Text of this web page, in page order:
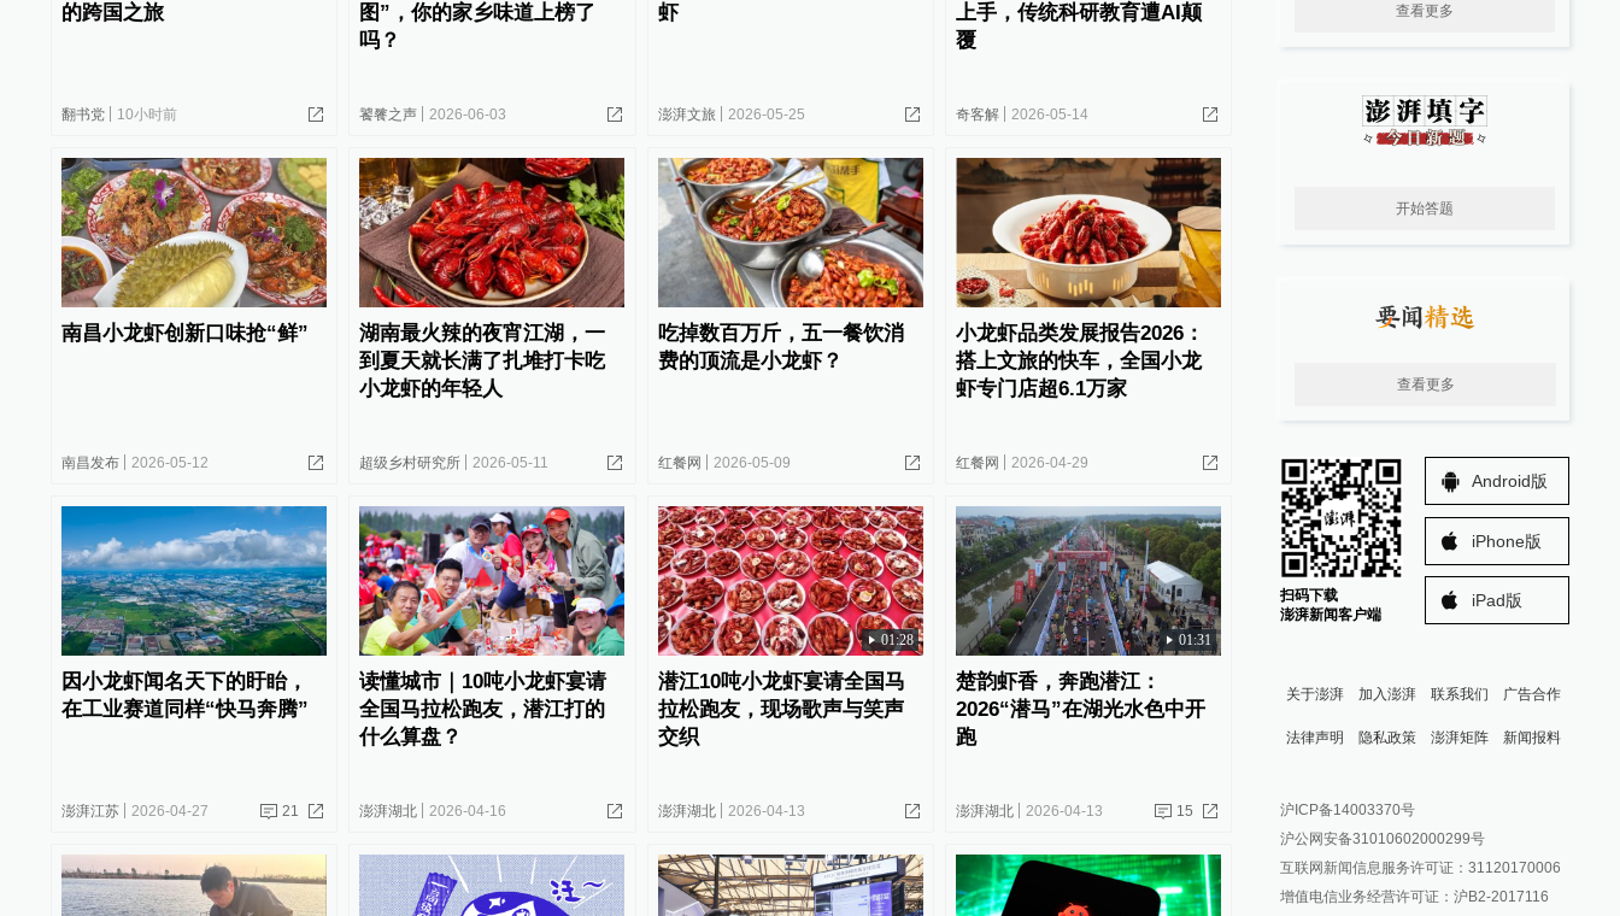
的跨国之旅
翻书党 10小时前
图”，你的家乡味道上榜了
吗？
饕餮之声 2026-06-03
虾
澎湃文旅 2026-05-25
上手，传统科研教育遭AI颠
覆
奇客解 2026-05-14
南昌小龙虾创新口味抢“鲜”
南昌发布 2026-05-12
湖南最火辣的夜宵江湖，一
到夏天就长满了扎堆打卡吃
小龙虾的年轻人
超级乡村研究所 2026-05-11
吃掉数百万斤，五一餐饮消
费的顶流是小龙虾？
红餐网 2026-05-09
小龙虾品类发展报告2026：
搭上文旅的快车，全国小龙
虾专门店超6.1万家
红餐网 2026-04-29
因小龙虾闻名天下的盱眙，
在工业赛道同样“快马奔腾”
澎湃江苏 2026-04-27 21
读懂城市｜10吨小龙虾宴请
全国马拉松跑友，潜江打的
什么算盘？
澎湃湖北 2026-04-16
01:28
潜江10吨小龙虾宴请全国马
拉松跑友，现场歌声与笑声
交织
澎湃湖北 2026-04-13
01:31
楚韵虾香，奔跑潜江：
2026“潜马”在湖光水色中开
跑
澎湃湖北 2026-04-13 15
查看更多
开始答题
查看更多
扫码下载
澎湃新闻客户端
Android版
iPhone版
iPad版
关于澎湃 加入澎湃 联系我们 广告合作
法律声明 隐私政策 澎湃矩阵
澎湃新闻公众号
澎湃新闻抖音号
派生万物开放平台
新闻报料
报料邮箱: news@thepaper.cn
沪ICP备14003370号
沪公网安备31010602000299号
互联网新闻信息服务许可证：31120170006
增值电信业务经营许可证：沪B2-2017116